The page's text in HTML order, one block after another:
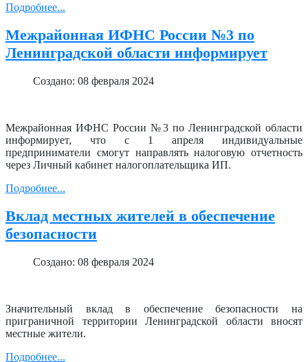
Подробнее...
Межрайонная ИФНС России №3 по
Ленинградской области информирует
Создано: 08 февраля 2024
Межрайонная ИФНС России №3 по Ленинградской области
информирует, что с 1 апреля индивидуальные
предприниматели смогут направлять налоговую отчетность
через Личный кабинет налогоплательщика ИП.
Подробнее...
Вклад местных жителей в обеспечение
безопасности
Создано: 08 февраля 2024
Значительный вклад в обеспечение безопасности на
приграничной территории Ленинградской области вносят
местные жители.
Подробнее...